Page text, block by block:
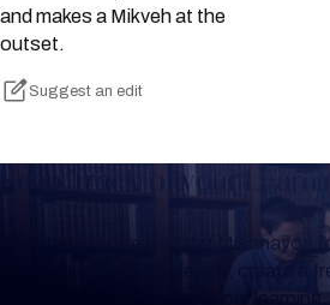
and makes a Mikveh at the
outset.
Suggest an edit
Keep Track of your
Whether you are learning Mishnayos
or for your own knowledge, create a
to help you keep track of your learning.